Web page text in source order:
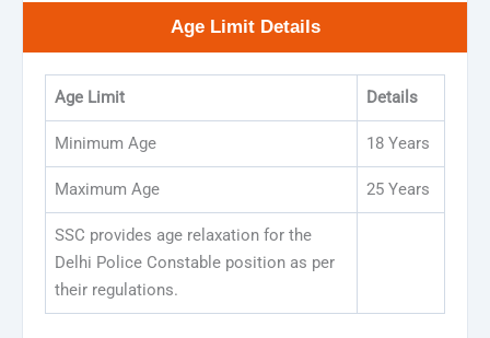
Age Limit Details
Age Limit Details
Minimum Age 18 Years
Maximum Age 25 Years
SSC provides age relaxation for the
Delhi Police Constable position as per
their regulations.